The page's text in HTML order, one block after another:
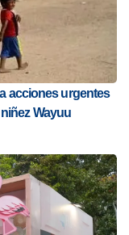
acciones urgentes
Wayuu